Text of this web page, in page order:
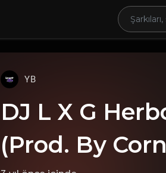
YB
DJ L X G
(Prod. By